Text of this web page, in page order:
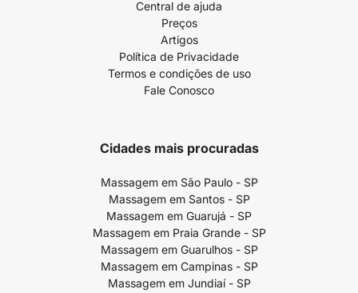
Central de ajuda
Preços
Artigos
Política de Privacidade
Termos e condições de uso
Fale Conosco
Cidades mais procuradas
Massagem em São Paulo - SP
Massagem em Santos - SP
Massagem em Guarujá - SP
Massagem em Praia Grande - SP
Massagem em Guarulhos - SP
Massagem em Campinas - SP
Massagem em Jundiaí - SP